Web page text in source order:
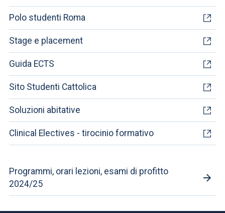
Polo studenti Roma
Stage e placement
Guida ECTS
Sito Studenti Cattolica
Soluzioni abitative
Clinical Electives - tirocinio formativo
Programmi, orari lezioni, esami di profitto
2024/25